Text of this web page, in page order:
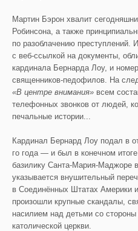
Мартин Бэрон хвалит
Робинсона, а также
по разоблачению преступлений.
с веб-ссылкой на документы,
кардинала Бернарда Лоу, и
священников-педофилов. На
«В центре внимания» всем
телефонных звонков от людей,
печальные истории...
Кардинал Бернард Лоу подал в
го года — и был в конечном
базилику Санта-Мария-Маджоре
указывается внушительный
в Соединённых Штатах Америки
произошли крупные скандалы,
насилием над детьми со
католической церкви.